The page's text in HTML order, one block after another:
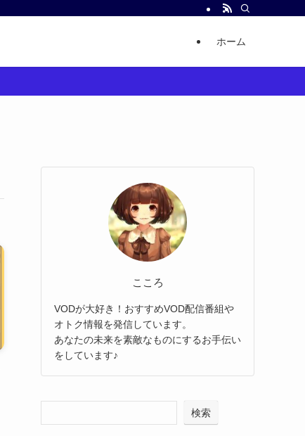
ホーム
こころ
VODが大好き！おすすめVOD配信番組や
オトク情報を発信しています。
あなたの未来を素敵なものにするお手伝い
をしています♪
検索